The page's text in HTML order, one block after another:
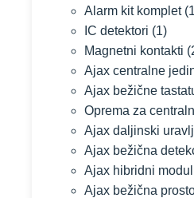
Alarm kit komplet
IC detektori (1)
Magnetni kontakti
Ajax centralne
Ajax bežične
Oprema za
Ajax daljinski
Ajax bežična
Ajax hibridni
Ajax bežična